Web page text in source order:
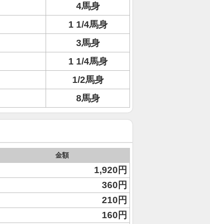
4馬身
1 1/4馬身
3馬身
1 1/4馬身
1/2馬身
8馬身
金額
1,920円
360円
210円
160円